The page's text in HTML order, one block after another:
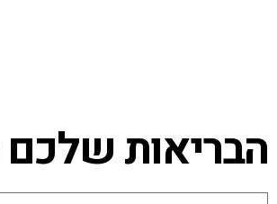
הבריאות שלכם